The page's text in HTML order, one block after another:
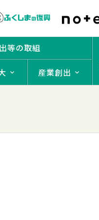
等の取組
産業創出